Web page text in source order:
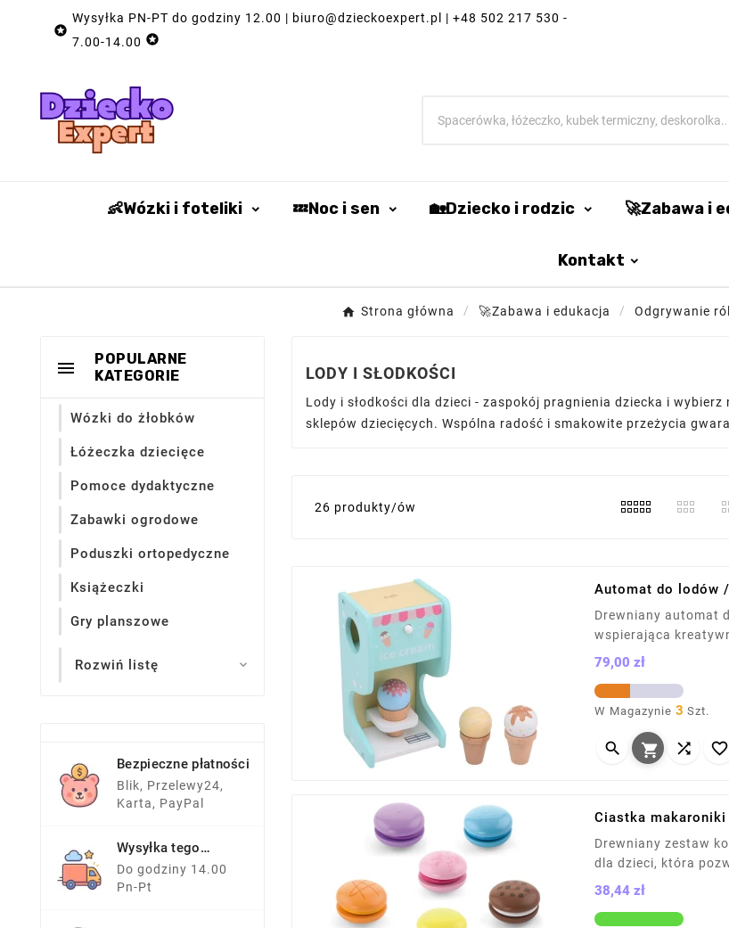

Wysyłka PN-PT do godziny 12.00 | biuro@dzieckoexpert.pl | +48 502 217 530 -
7.00-14.00 
👶Wózki i foteliki 💤Noc i sen 🏡Dziecko i rodzic 🚀Zabawa i
Kontakt
Strona główna 🚀Zabawa i edukacja Odgrywanie ról
POPULARNE
KATEGORIE

Wózki do żłobków
Łóżeczka dziecięce
Pomoce dydaktyczne
Zabawki ogrodowe
Poduszki ortopedyczne
Książeczki
Gry planszowe
Rozwiń listę 
Bezpieczne płatności
Blik, Przelewy24,
Karta, PayPal
Wysyłka tego
samego dnia
Do godziny 14.00
Pn-Pt
LODY I SŁODKOŚCI
Lody i słodkości dla dzieci - zaspokój pragnienia dziecka i
sklepów dziecięcych. Wspólna radość i smakowite przeżycia
26 produkty/ów
Automat do lodów
Drewniany automat
wspierająca
na wafelek.
farbą. Utrzymana w
79,00 zł
W Magazynie 3 Szt.
   
Ciastka
Drewniany zestaw
dla dzieci, która
W zestawie znajduje
rozwija wyobraźnię,
38,44 zł